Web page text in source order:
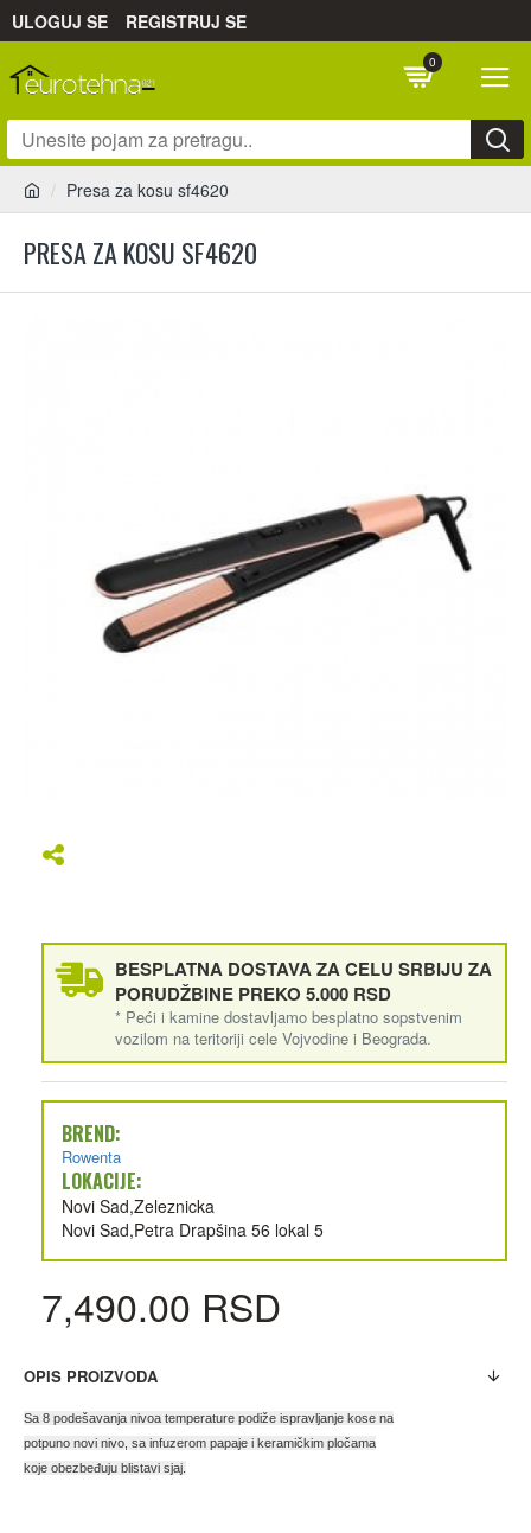
ULOGUJ SE REGISTRUJ SE
0
Presa za kosu sf4620
PRESA ZA KOSU SF4620
BESPLATNA DOSTAVA ZA CELU SRBIJU ZA
PORUDŽBINE PREKO 5.000 RSD
* Peći i kamine dostavljamo besplatno sopstvenim
vozilom na teritoriji cele Vojvodine i Beograda.
BREND:
Rowenta
LOKACIJE:
Novi Sad,Zeleznicka
Novi Sad,Petra Drapšina 56 lokal 5
7,490.00 RSD
OPIS PROIZVODA
Sa 8 podešavanja nivoa temperature podiže ispravljanje kose na
potpuno novi nivo, sa infuzerom papaje i keramičkim pločama
koje obezbeđuju blistavi sjaj.